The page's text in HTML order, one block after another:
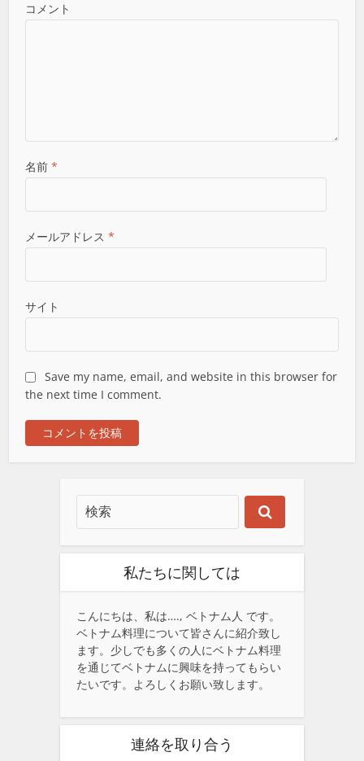
コメント
名前*
メールアドレス*
サイト
Save my name, email, and website in this browser for
the next time I comment.
私たちに関しては
こんにちは、私は…., ベトナム人 です。
ベトナム料理について皆さんに紹介致し
ます。少しでも多くの人にベトナム料理
を通じてベトナムに興味を持ってもらい
たいです。よろしくお願い致します。
連絡を取り合う